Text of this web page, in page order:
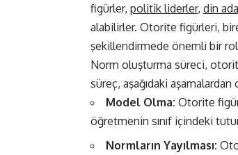
figürler, politik liderler, din
alabilirler. Otorite figürleri,
şekillendirmede önemli bir
Norm oluşturma süreci,
süreç, aşağıdaki aşamalardan
Model Olma: Otorite
öğretmenin sınıf içindeki
Normların Yayılması: